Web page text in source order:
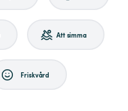
Att simma
Friskvård